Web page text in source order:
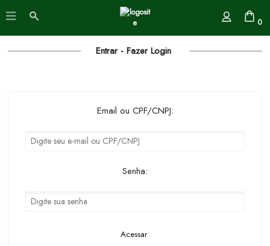
0
Entrar - Fazer Login
Email ou CPF/CNPJ:
Senha:
Acessar